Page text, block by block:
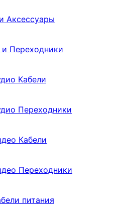
Аксессуары
и Переходники
Кабели
Переходники
Кабели
Переходники
питания